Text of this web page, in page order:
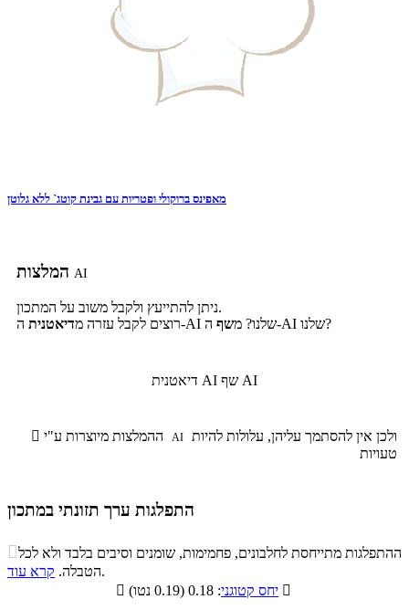
מאפינס ברוקולי ופטריות עם גבינת קוטג` ללא גלוטן
AI
ניתן להתייעץ ולקבל משוב על המתכון.
רוצים לקבל עזרה מדיאטנית ה-AI שלנו? משף ה-AI שלנו?
דיאטנית AI שף AI
 AI
טעויות
התפלגות ערך תזונתי במתכון
התפלגות ערך תזונתי במתכון
סיבים
תזונתיים
שומנים חלבונים
12.1% 67.1%
ההתפלגות מתייחסת לחלבונים, פחמימות, שומנים וסיבים בלבד ולא לכל
הטבלה. קרא עוד
.

יחס קטוגני 